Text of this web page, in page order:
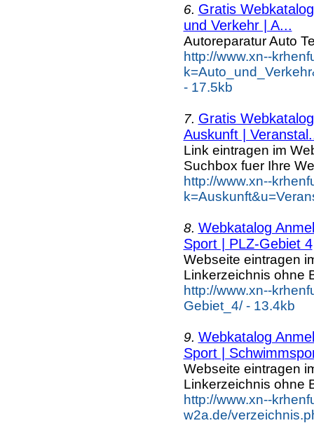
6. Gratis
und Verkehr | A...
Autoreparatur Auto
http://www.xn--
- 17.5kb
7. Gratis
Auskunft |
Link eintragen im
Suchbox fuer Ihre
http://www.xn--
8. Webkatalog
Sport | PLZ-Gebiet 4
Webseite eintragen
Linkerzeichnis ohne
http://www.xn--
Gebiet_4/ - 13.4kb
9. Webkatalog
Sport |
Webseite eintragen
Linkerzeichnis ohne
http://www.xn--
w2a.de/